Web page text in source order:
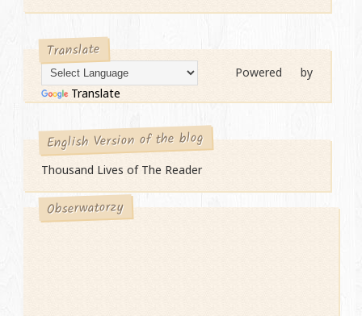
Translate
Powered by
Translate
English Version of the blog
Thousand Lives of The Reader
Obserwatorzy